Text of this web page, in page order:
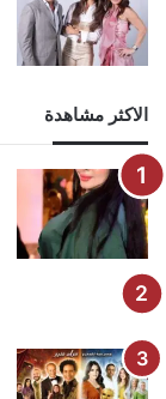
الاكثر مشاهدة